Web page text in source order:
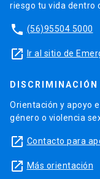
riesgo tu vida dentro
phone (56)95504 5000
launch Ir al sitio de
Orientación y apoyo
género o violencia
launch Contacto para
launch Más orientación